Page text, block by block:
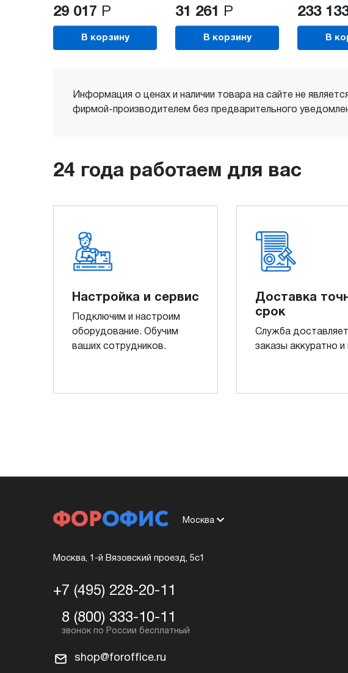
29 017 Р
В корзину
31 261 Р
В корзину
233
В
Информация о ценах и наличии товара на сайте не
фирмой-производителем без предварительного
24 года работаем для вас
Настройка и сервис
Подключим и настроим
оборудование. Обучим
ваших сотрудников.
Доставка
срок
Служба доставляет
заказы аккуратно и
Москва
Москва, 1-й Вязовский проезд, 5с1
+7 (495) 228-20-11
8 (800) 333-10-11
shop@foroffice.ru